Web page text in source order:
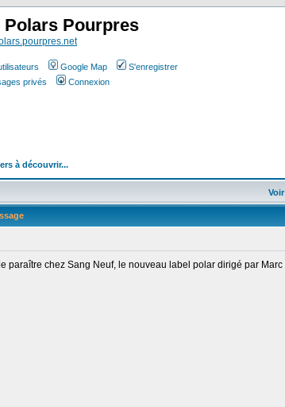
Pourpres
Google Map
S'enregistrer
privés Connexion
à découvrir...
paraître chez Sang Neuf, le nouveau label polar dirigé par